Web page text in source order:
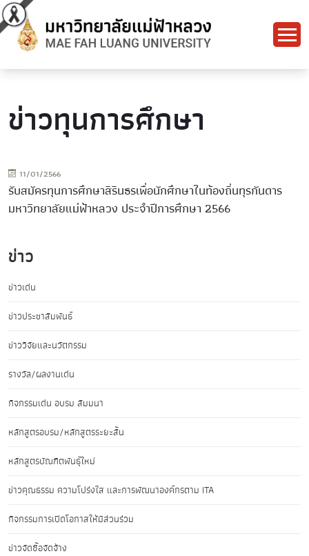
ข่าวทุนการศึกษา
11/01/2566
รับสมัครทุนการศึกษาสิรินธรเพื่อนักศึกษาในท้องถิ่นทุรกันดาร
มหาวิทยาลัยแม่ฟ้าหลวง ประจำปีการศึกษา 2566
ข่าว
ข่าวเด่น
ข่าวประชาสัมพันธ์
ข่าววิจัยและนวัตกรรม
รางวัล/ผลงานเด่น
กิจกรรมเด่น อบรม สัมมนา
หลักสูตรอบรม/หลักสูตรระยะสั้น
หลักสูตรบัณฑิตพันธุ์ใหม่
ข่าวคุณธรรม ความโปร่งใส และการพัฒนาองค์กรตาม ITA
กิจกรรมการเปิดโอกาสให้มีส่วนร่วม
ข่าวจัดซื้อจัดจ้าง